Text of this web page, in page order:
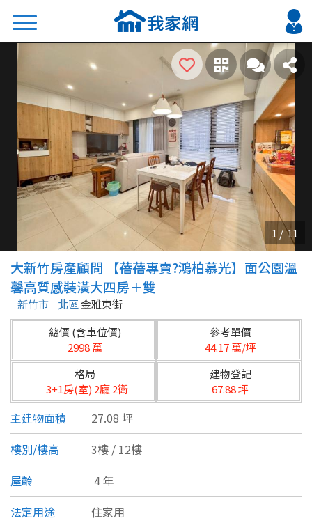
搜尋
熱門關鍵字
2026 台北降價好屋限量釋出
2026 新北降價好屋限量釋出
2026 台中降價好屋限量釋出
2026 台南降價好屋限量釋出
2026 高雄降價好屋限量釋出
縣市
不限
台北市
基隆市
新北市
宜蘭縣
桃園市
新竹市
新竹縣
區域
類型(可複選)
不拘 公寓 電梯大樓 套房
別墅 透天厝 樓中樓 華廈
大新竹房產顧問 【蓓蓓專賣?鴻柏慕光】面公園溫
馨高質感裝潢大四房＋雙
新竹市 北區金雅東街
總價 (含車位價)
2998 萬
參考單價
44.17 萬/坪
格局
3+1房(室) 2廳 2衛
建物登記
67.88 坪
主建物面積
27.08 坪
樓別/樓高
3樓 / 12樓
屋齡
4 年
法定用途
住家用